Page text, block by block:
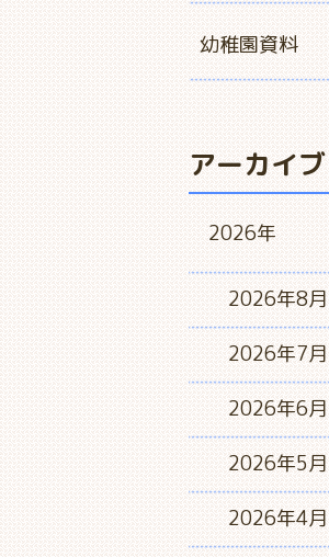
幼稚園資料
アーカイブ
2026年
2026年8月
2026年7月
2026年6月
2026年5月
2026年4月